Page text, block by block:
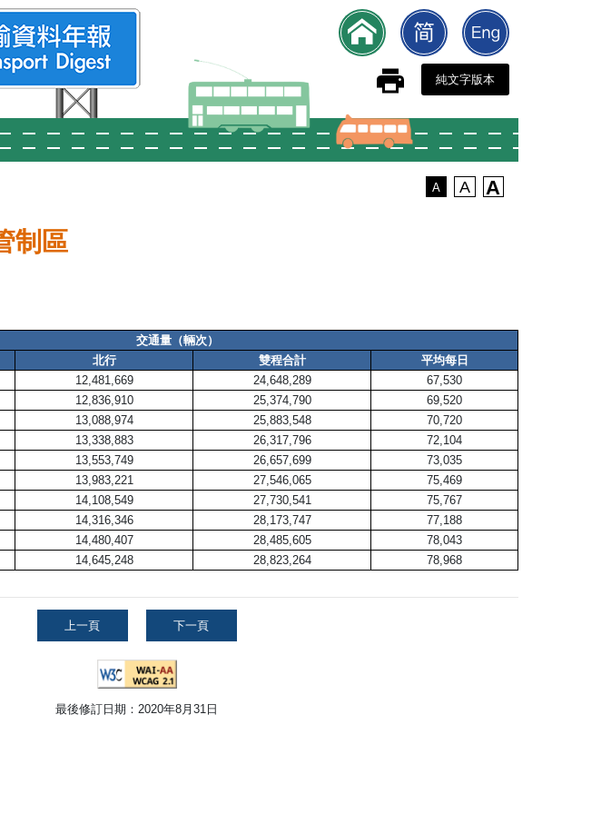
純文字版本
A A A
制區
交通量（輛次）
北行 雙程合計
平均每日
12,481,669 24,648,289
67,530
12,836,910 25,374,790
69,520
13,088,974 25,883,548
70,720
13,338,883 26,317,796
72,104
13,553,749 26,657,699
73,035
13,983,221 27,546,065
75,469
14,108,549 27,730,541
75,767
14,316,346 28,173,747
77,188
14,480,407 28,485,605
78,043
14,645,248 28,823,264 78,968
上一頁 下一頁
最後修訂日期：2020年8月31日